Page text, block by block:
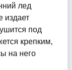
лед
издает
под
крепким,
на него